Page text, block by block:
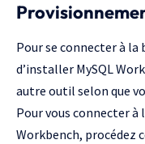
Pour se connecter à la
d’installer MySQL
autre outil selon que
Pour vous connecter à
Workbench, procédez